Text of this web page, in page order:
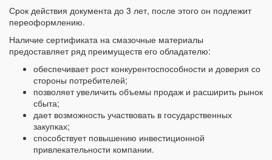
Срок действия документа до 3 лет, после этого он подлежит
переоформлению.
Наличие сертификата на смазочные материалы
предоставляет ряд преимуществ его обладателю:
обеспечивает рост конкурентоспособности и доверия со
стороны потребителей;
позволяет увеличить объемы продаж и расширить рынок
сбыта;
дает возможность участвовать в государственных
закупках;
способствует повышению инвестиционной
привлекательности компании.